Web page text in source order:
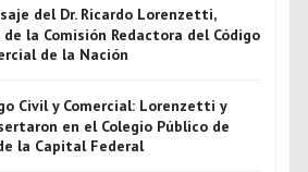
del Dr. Ricardo Lorenzetti,
la Comisión Redactora del Código
de la Nación
Civil y Comercial: Lorenzetti y
en el Colegio Público de
la Capital Federal